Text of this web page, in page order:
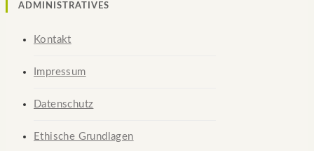
ADMINISTRATIVES
Kontakt
Impressum
Datenschutz
Ethische Grundlagen